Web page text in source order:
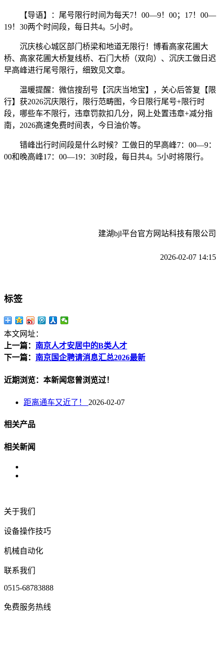
【导语】：尾号限行时间为每天7！00—9！00；17！00—
19！30两个时间段，每日共4。5小时。
沉庆核心城区部门桥梁和地道无限行！博看高家花圃大
桥、高家花圃大桥复线桥、石门大桥（双向）、沉庆工做日迟
早高峰进行尾号限行，细致见文章。
温暖提醒：微信搜刮号【沉庆当地宝】，关心后答复【限
行】获2026沉庆限行，限行范畴图，今日限行尾号+限行时
段，哪些车不限行，违章罚款扣几分，网上处置违章+减分指
南，2026高速免费时间表，今日油价等。
错峰出行时间段是什么时候？工做日的早高峰7：00—9：
00和晚高峰17：00—19：30时段，每日共4。5小时将限行。
建湖bjl平台官方网站科技有限公司
2026-02-07 14:15
标签
本文网址：
上一篇： 南京人才安居中的B类人才
下一篇： 南京国企聘请消息汇总2026最新
近期浏览：本新闻您曾浏览过！
距离通车又近了！ 2026-02-07
相关产品
相关新闻
关于我们
设备操作技巧
机械自动化
联系我们
0515-68783888
免费服务热线